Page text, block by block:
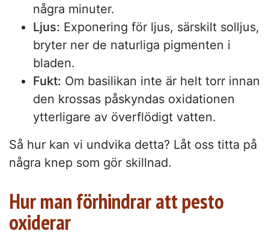
några minuter.
Ljus: Exponering för ljus, särskilt solljus,
bryter ner de naturliga pigmenten i
bladen.
Fukt: Om basilikan inte är helt torr innan
den krossas påskyndas oxidationen
ytterligare av överflödigt vatten.
Så hur kan vi undvika detta? Låt oss titta på
några knep som gör skillnad.
Hur man förhindrar att pesto
oxiderar